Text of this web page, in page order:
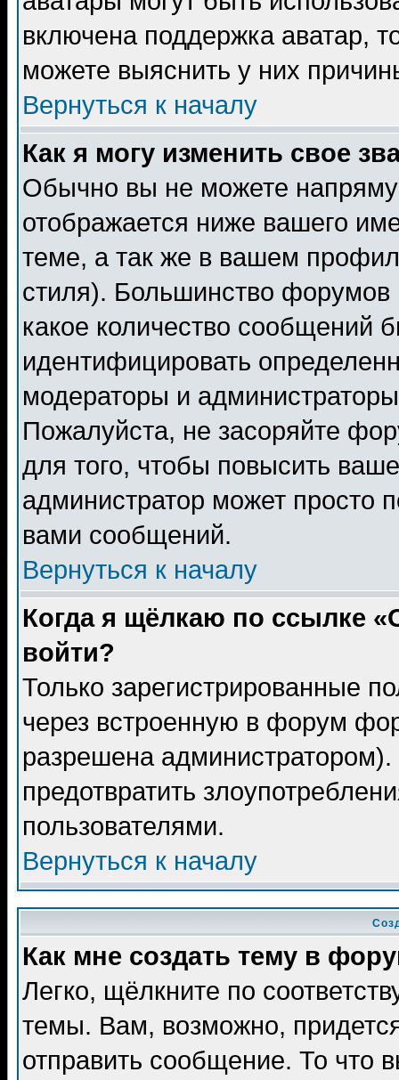
включена поддержка аватар,
можете выяснить у них
Вернуться к началу
Как я могу изменить свое
Обычно вы не можете
отображается ниже вашего
теме, а так же в вашем
стиля). Большинство форумов
какое количество сообщений
идентифицировать
модераторы и
Пожалуйста, не засоряйте
для того, чтобы повысить
администратор может просто
вами сообщений.
Вернуться к началу
Когда я щёлкаю по ссылке
войти?
Только зарегистрированные
через встроенную в форум
разрешена
предотвратить
пользователями.
Вернуться к началу
Как мне создать тему в
Легко, щёлкните по
темы. Вам, возможно,
отправить сообщение. То что